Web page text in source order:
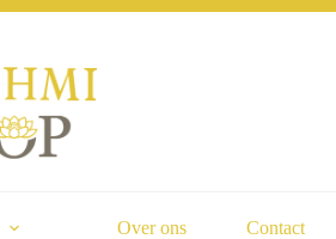
Over ons Contact